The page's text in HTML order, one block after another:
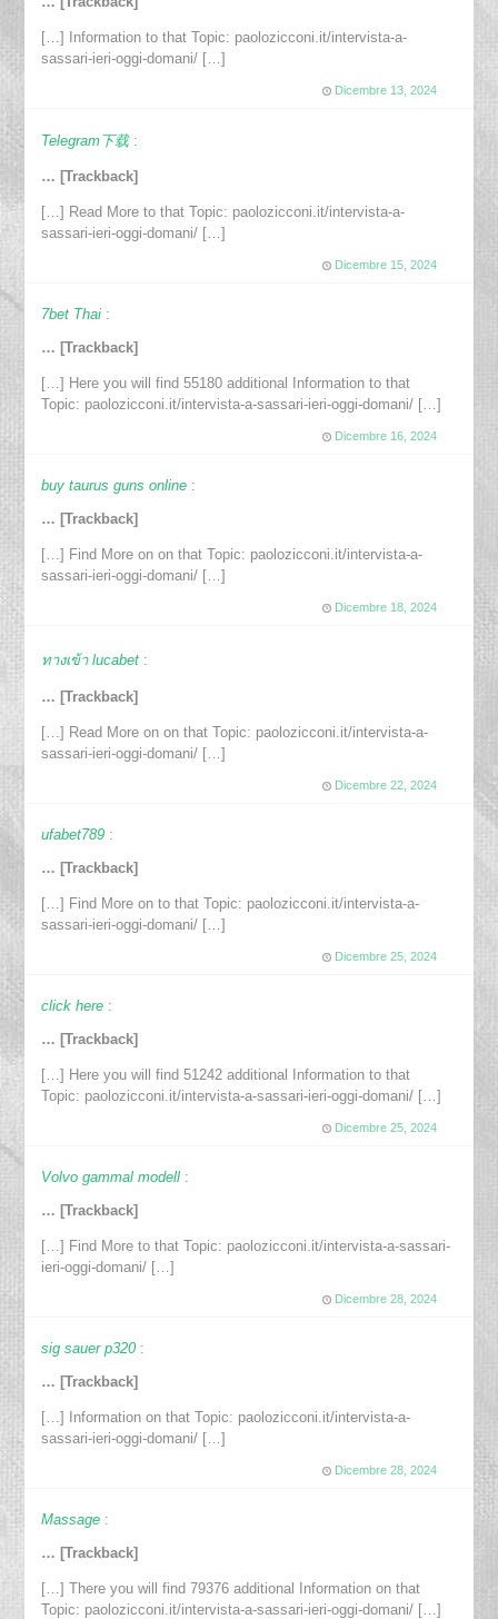
[…] Information to that Topic: paolozicconi.it/intervista-a-
sassari-ieri-oggi-domani/ […]
Dicembre 13, 2024
Telegram下载 :
… [Trackback]
[…] Read More to that Topic: paolozicconi.it/intervista-a-
sassari-ieri-oggi-domani/ […]
Dicembre 15, 2024
7bet Thai :
… [Trackback]
[…] Here you will find 55180 additional Information to that
Topic: paolozicconi.it/intervista-a-sassari-ieri-oggi-domani/ […]
Dicembre 16, 2024
buy taurus guns online :
… [Trackback]
[…] Find More on on that Topic: paolozicconi.it/intervista-a-
sassari-ieri-oggi-domani/ […]
Dicembre 18, 2024
ทางเข้า lucabet :
… [Trackback]
[…] Read More on on that Topic: paolozicconi.it/intervista-a-
sassari-ieri-oggi-domani/ […]
Dicembre 22, 2024
ufabet789 :
… [Trackback]
[…] Find More on to that Topic: paolozicconi.it/intervista-a-
sassari-ieri-oggi-domani/ […]
Dicembre 25, 2024
click here :
… [Trackback]
[…] Here you will find 51242 additional Information to that
Topic: paolozicconi.it/intervista-a-sassari-ieri-oggi-domani/ […]
Dicembre 25, 2024
Volvo gammal modell :
… [Trackback]
[…] Find More to that Topic: paolozicconi.it/intervista-a-sassari-
ieri-oggi-domani/ […]
Dicembre 28, 2024
sig sauer p320 :
… [Trackback]
[…] Information on that Topic: paolozicconi.it/intervista-a-
sassari-ieri-oggi-domani/ […]
Dicembre 28, 2024
Massage :
… [Trackback]
[…] There you will find 79376 additional Information on that
Topic: paolozicconi.it/intervista-a-sassari-ieri-oggi-domani/ […]